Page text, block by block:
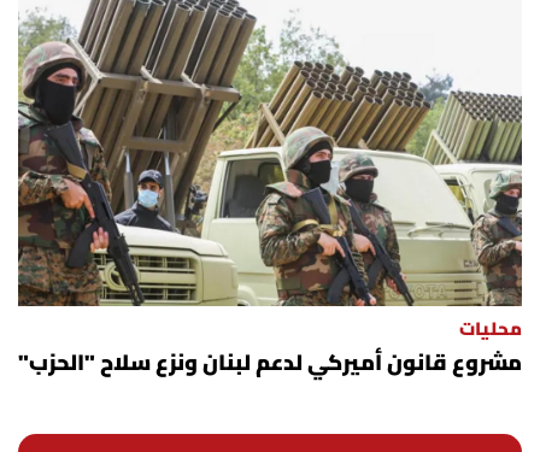
محليات
مشروع قانون أميركي لدعم لبنان ونزع سلاح "الحزب"